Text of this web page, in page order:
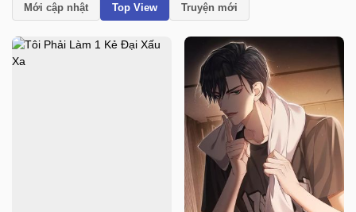
Mới cập nhật Top View Truyện mới